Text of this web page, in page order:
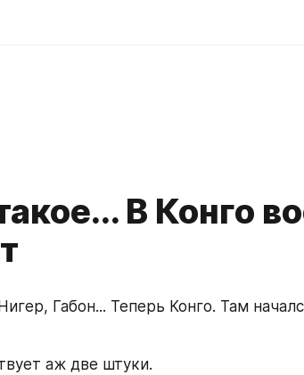
В Конго
Габон... Теперь Конго. Там
аж две штуки.